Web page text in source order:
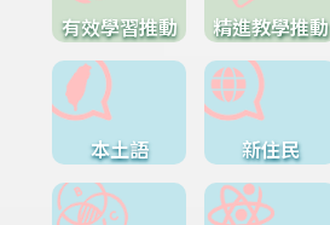
有效學習推動 精進教學推動
本土語 新住民